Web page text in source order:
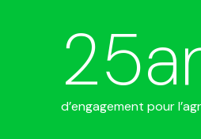
d’engagement pour
25